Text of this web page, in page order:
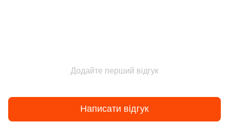
Додайте перший відгук
Написати відгук